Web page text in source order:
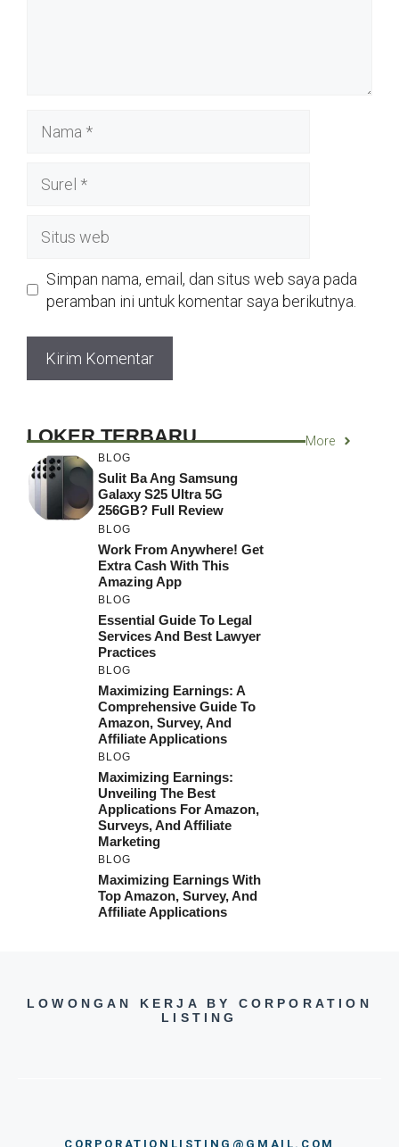
web
Simpan nama, email, dan situs web saya pada
peramban ini untuk komentar saya berikutnya.
LOKER TERBARU More
BLOG
Sulit Ba Ang Samsung
Galaxy S25 Ultra 5G
256GB? Full Review
BLOG
Work From Anywhere! Get
Extra Cash With This
Amazing App
BLOG
Essential Guide To Legal
Services And Best Lawyer
Practices
BLOG
Maximizing Earnings: A
Comprehensive Guide To
Amazon, Survey, And
Affiliate Applications
BLOG
Maximizing Earnings:
Unveiling The Best
Applications For Amazon,
Surveys, And Affiliate
Marketing
BLOG
Maximizing Earnings With
Top Amazon, Survey, And
Affiliate Applications
LOWONGAN KERJA BY CORPORATION
LISTING
CORPORATIONLISTING@GMAIL.COM